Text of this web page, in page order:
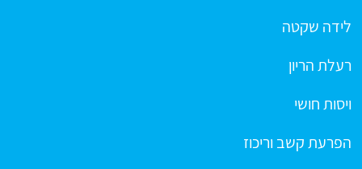
לידה שקטה
רעלת הריון
ויסות חושי
הפרעת קשב וריכוז